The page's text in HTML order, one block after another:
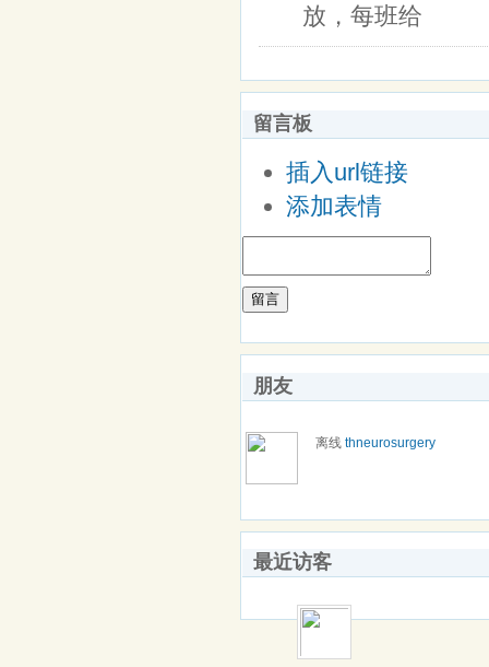
放，每班给
留言板
插入url链接
添加表情
留言
朋友
离线 thneurosurgery
最近访客